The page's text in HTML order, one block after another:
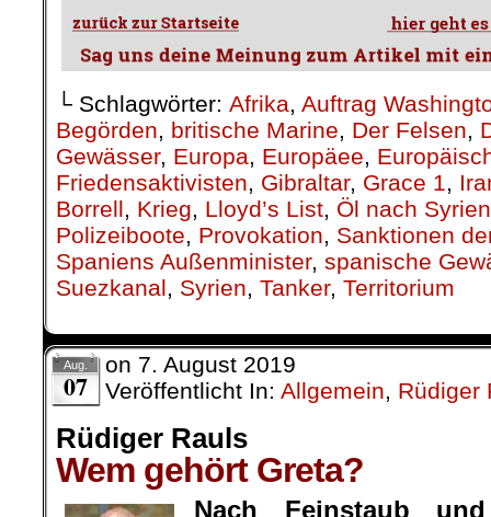
└ Schlagwörter: Afrika, Auftrag
Begörden, britische Marine, Der Felsen,
Gewässer, Europa, Europäee,
Friedensaktivisten, Gibraltar, Grace 1,
Borrell, Krieg, Lloyd’s List, Öl nach Syrien
Polizeiboote, Provokation, Sanktionen
Spaniens Außenminister, spanische
Suezkanal, Syrien, Tanker, Territorium
Aug.
07
on 7. August 2019
Veröffentlicht In: Allgemein, Rüdiger
Rüdiger Rauls
Wem gehört Greta?
Nach Feinstaub